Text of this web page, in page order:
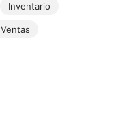
Inventario
Ventas